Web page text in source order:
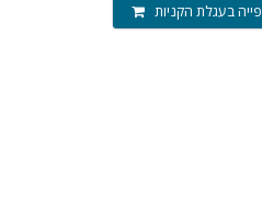
בעגלת הקניות